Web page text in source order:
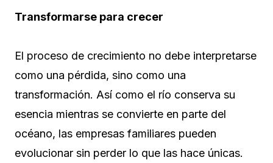
Transformarse para crecer
El proceso de crecimiento no debe interpretarse
como una pérdida, sino como una
transformación. Así como el río conserva su
esencia mientras se convierte en parte del
océano, las empresas familiares pueden
evolucionar sin perder lo que las hace únicas.